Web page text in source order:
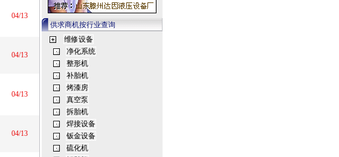
04/13
04/13
04/13
04/13
供求商机按行业查询